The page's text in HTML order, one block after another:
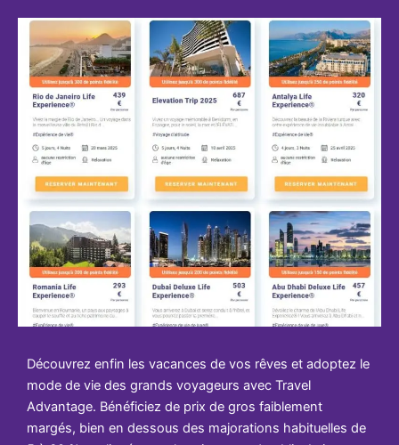
Découvrez enfin les vacances de vos rêves et adoptez le
mode de vie des grands voyageurs avec Travel
Advantage. Bénéficiez de prix de gros faiblement
margés, bien en dessous des majorations habituelles de